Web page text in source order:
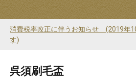
消費税率改正に伴うお知らせ (2019年
す)
呉須刷毛盃